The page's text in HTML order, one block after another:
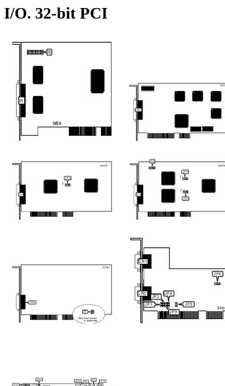
I/O. 32-bit PCI